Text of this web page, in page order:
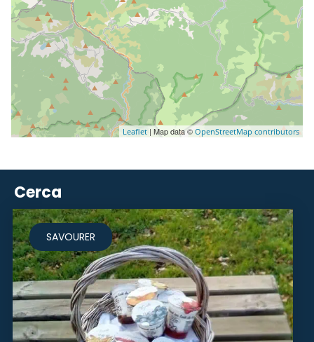
Leaflet | Map data © OpenStreetMap contributors
Cerca
SAVOURER